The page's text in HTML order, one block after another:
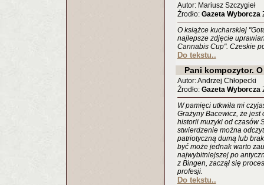
Autor: Mariusz Szczygieł
Źrodło: Gazeta Wyborcza
O książce kucharskiej
najlepsze zdjęcie
Cannabis Cup". Czeskie
Do tekstu..
Pani kompozytor.
Autor: Andrzej Chłopecki
Źrodło: Gazeta Wyborcza
W pamięci utkwiła mi
Grażyny Bacewicz, że
historii muzyki od czasów
stwierdzenie można
patriotyczną dumą lub
być może jednak warto
najwybitniejszej po
z Bingen, zaczął się
profesji.
Do tekstu..